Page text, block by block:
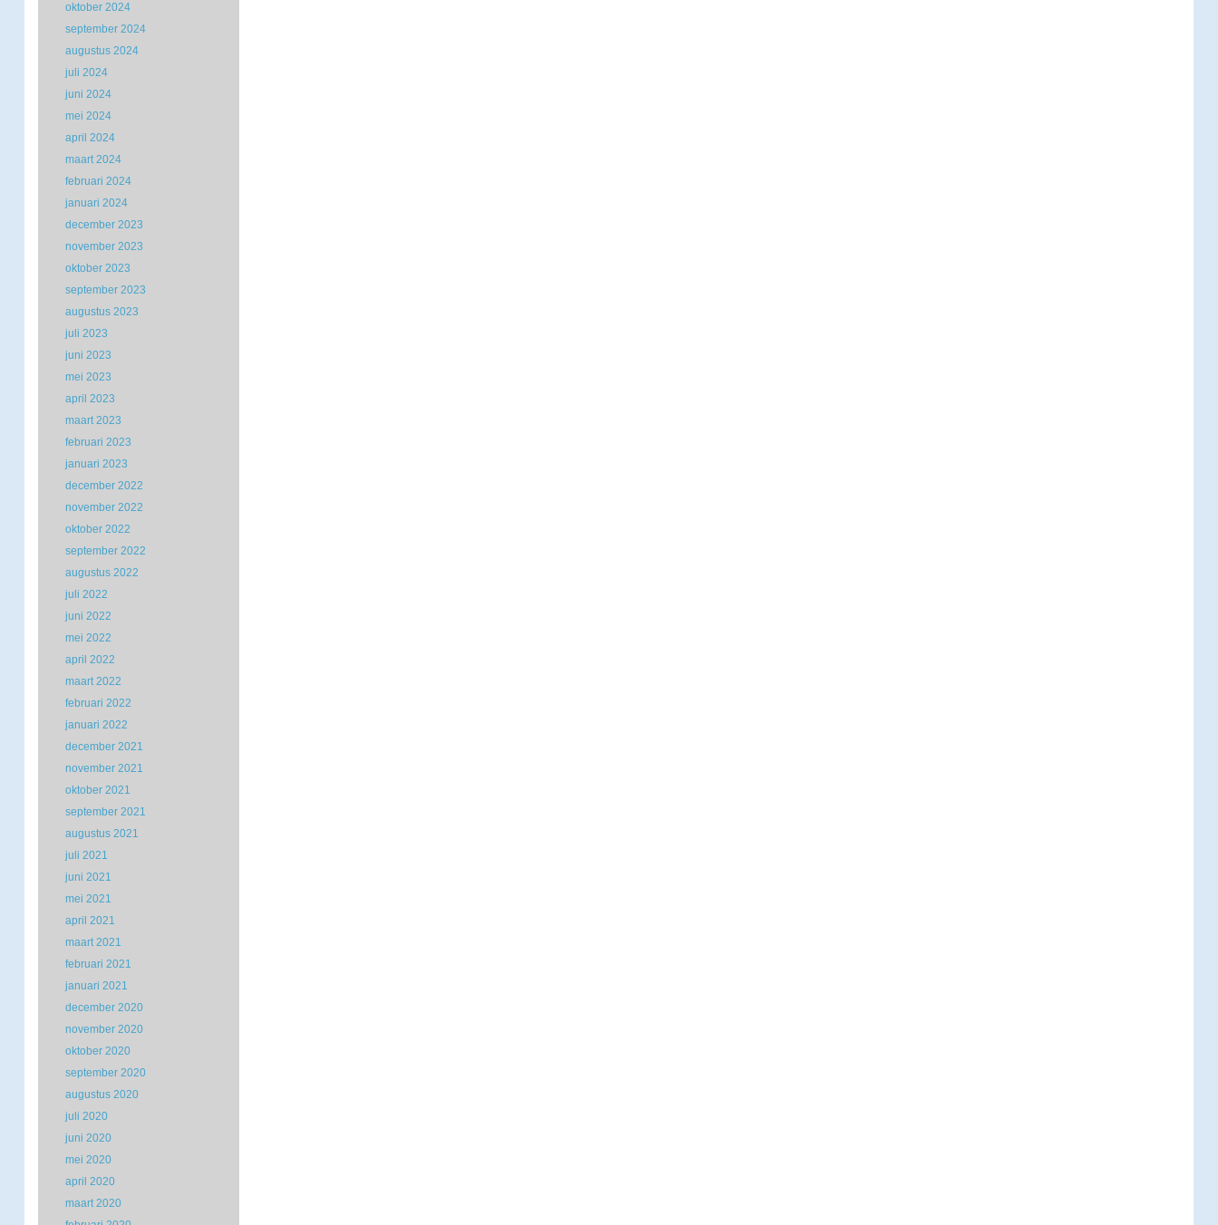
oktober 2024
september 2024
augustus 2024
juli 2024
juni 2024
mei 2024
april 2024
maart 2024
februari 2024
januari 2024
december 2023
november 2023
oktober 2023
september 2023
augustus 2023
juli 2023
juni 2023
mei 2023
april 2023
maart 2023
februari 2023
januari 2023
december 2022
november 2022
oktober 2022
september 2022
augustus 2022
juli 2022
juni 2022
mei 2022
april 2022
maart 2022
februari 2022
januari 2022
december 2021
november 2021
oktober 2021
september 2021
augustus 2021
juli 2021
juni 2021
mei 2021
april 2021
maart 2021
februari 2021
januari 2021
december 2020
november 2020
oktober 2020
september 2020
augustus 2020
juli 2020
juni 2020
mei 2020
april 2020
maart 2020